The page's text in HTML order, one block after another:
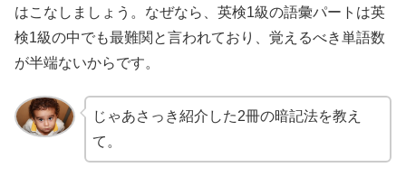
はこなしましょう。なぜなら、英検1級の語彙パートは英
検1級の中でも最難関と言われており、覚えるべき単語数
が半端ないからです。
じゃあさっき紹介した2冊の暗記法を教え
て。